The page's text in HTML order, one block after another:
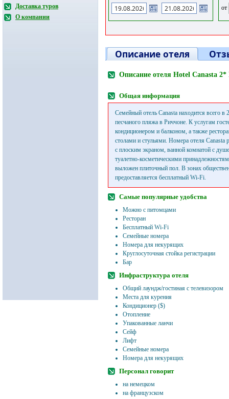
Доставка туров
О компании
от
Описание отеля
Описание отеля Hotel Canasta 2*
Общая информация
Семейный отель Canasta находится всего в
песчаного пляжа в Риччоне. К услугам
кондиционером и балконом, а также
столами и стульями. Номера отеля Canasta
с плоским экраном, ванной комнатой с
туалетно-косметическими
выложен плиточный пол. В зонах
предоставляется бесплатный Wi-Fi.
Самые популярные удобства
Можно с питомцами
Ресторан
Бесплатный Wi-Fi
Семейные номера
Номера для некурящих
Круглосуточная стойка регистрации
Бар
Инфраструктура отеля
Общий лаундж/гостиная с телевизором
Места для курения
Кондиционер ($)
Отопление
Упакованные ланчи
Сейф
Лифт
Семейные номера
Номера для некурящих
Персонал говорит
на немецком
на французском